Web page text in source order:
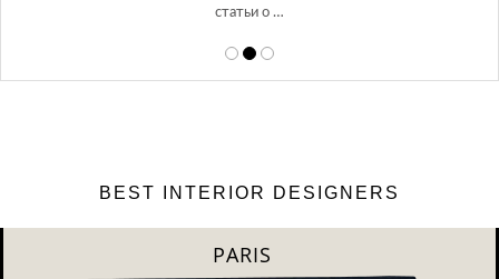
статьи о …
BEST INTERIOR DESIGNERS
MILAN